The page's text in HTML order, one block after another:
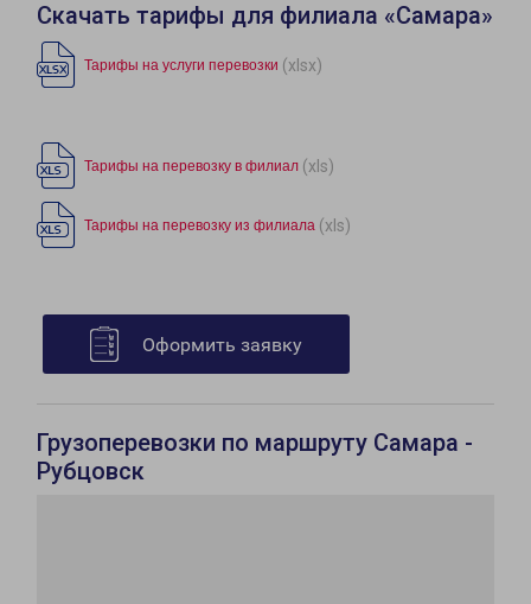
Скачать тарифы для филиала «Самара»
Тарифы на услуги перевозки (xlsx)
Тарифы на перевозку в филиал (xls)
Тарифы на перевозку из филиала (xls)
Оформить заявку
Грузоперевозки по маршруту Самара -
Рубцовск